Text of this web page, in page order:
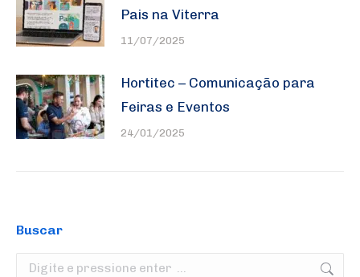
Pais na Viterra
11/07/2025
Hortitec – Comunicação para
Feiras e Eventos
24/01/2025
Buscar
Search: